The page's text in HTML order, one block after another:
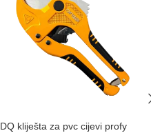
DQ kliješta za pvc cijevi profy